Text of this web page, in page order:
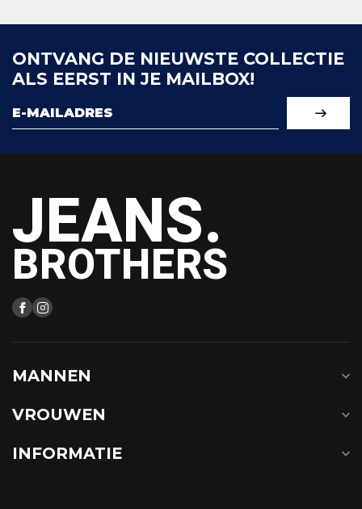
ONTVANG DE NIEUWSTE COLLECTIE
ALS EERST IN JE MAILBOX!
JEANS.
BROTHERS
MANNEN
VROUWEN
INFORMATIE